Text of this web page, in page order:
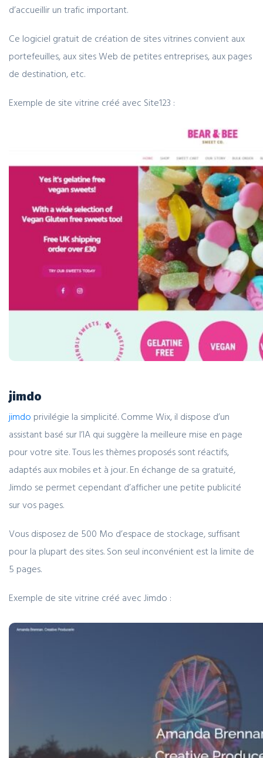
d’accueillir un trafic important.
Ce logiciel gratuit de création de sites vitrines convient aux
portefeuilles, aux sites Web de petites entreprises, aux pages
de destination, etc.
Exemple de site vitrine créé avec Site123 :
jimdo
jimdo privilégie la simplicité. Comme Wix, il dispose d’un
assistant basé sur l’IA qui suggère la meilleure mise en page
pour votre site. Tous les thèmes proposés sont réactifs,
adaptés aux mobiles et à jour. En échange de sa gratuité,
Jimdo se permet cependant d’afficher une petite publicité
sur vos pages.
Vous disposez de 500 Mo d’espace de stockage, suffisant
pour la plupart des sites. Son seul inconvénient est la limite de
5 pages.
Exemple de site vitrine créé avec Jimdo :